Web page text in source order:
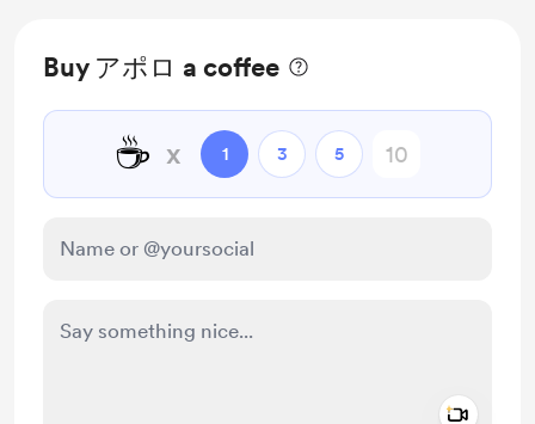
Buy アポロ a coffee
☕ x 1 3 5